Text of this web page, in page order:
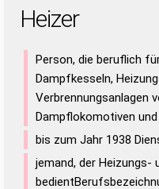
Heizer
Person, die beruflich
Dampfkesseln,
Verbrennungsanlagen
Dampflokomotiven
bis zum Jahr 1938
jemand, der Heizungs-